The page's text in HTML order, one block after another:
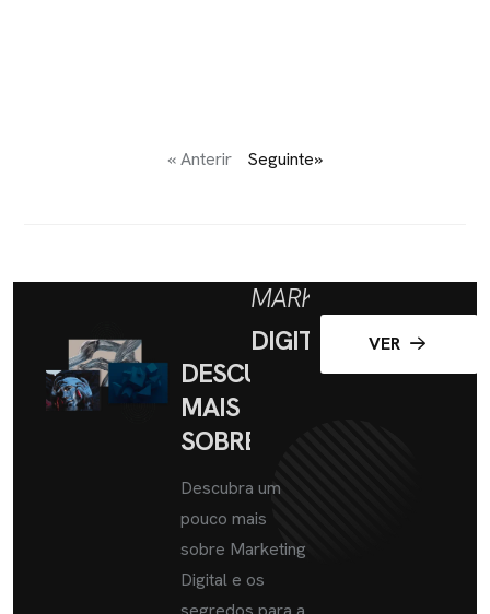
« Anterir Seguinte»
DESCUBRA
MAIS
SOBRE
MARKETING
DIGITAL
Descubra um
pouco mais
sobre Marketing
Digital e os
VER